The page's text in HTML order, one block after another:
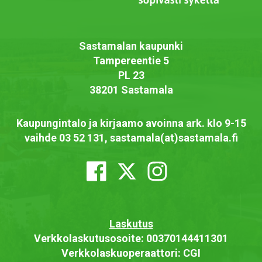
Sastamalan kaupunki
Tampereentie 5
PL 23
38201 Sastamala
Kaupungintalo ja kirjaamo avoinna ark. klo 9-15
vaihde 03 52 131, sastamala(at)sastamala.fi
Laskutus
Verkkolaskutusosoite: 00370144411301
Verkkolaskuoperaattori: CGI